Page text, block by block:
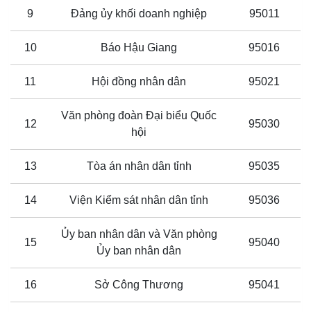
9 Đảng ủy khối doanh nghiệp 95011
10 Báo Hậu Giang 95016
11 Hội đồng nhân dân 95021
12
Văn phòng đoàn Đại biểu Quốc
hội
95030
13 Tòa án nhân dân tỉnh 95035
14 Viện Kiểm sát nhân dân tỉnh 95036
15
Ủy ban nhân dân và Văn phòng
Ủy ban nhân dân
95040
16 Sở Công Thương 95041